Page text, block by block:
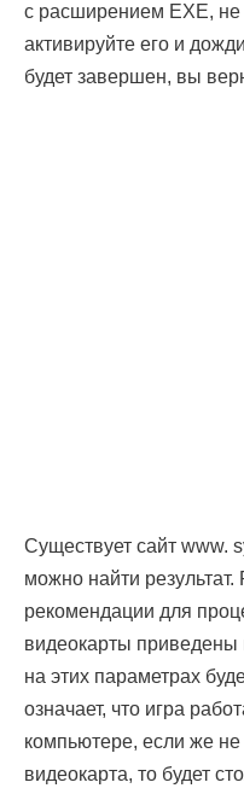
с расширением EXE, не
активируйте его и
будет завершен, вы
Существует сайт www.
можно найти результат.
рекомендации для
видеокарты приведены
на этих параметрах
означает, что игра
компьютере, если же
видеокарта, то будет